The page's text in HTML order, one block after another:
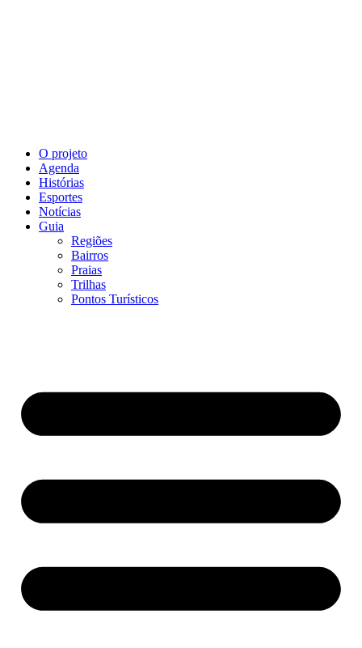
O projeto
Agenda
Histórias
Esportes
Notícias
Guia
Regiões
Bairros
Praias
Trilhas
Pontos Turísticos